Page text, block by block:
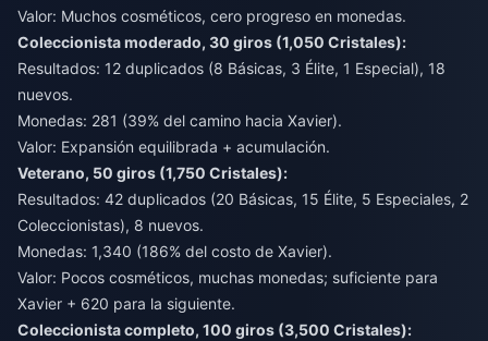
Valor: Muchos cosméticos, cero progreso en monedas.
Coleccionista moderado, 30 giros (1,050 Cristales):
Resultados: 12 duplicados (8 Básicas, 3 Élite, 1 Especial), 18
nuevos.
Monedas: 281 (39% del camino hacia Xavier).
Valor: Expansión equilibrada + acumulación.
Veterano, 50 giros (1,750 Cristales):
Resultados: 42 duplicados (20 Básicas, 15 Élite, 5 Especiales, 2
Coleccionistas), 8 nuevos.
Monedas: 1,340 (186% del costo de Xavier).
Valor: Pocos cosméticos, muchas monedas; suficiente para
Xavier + 620 para la siguiente.
Coleccionista completo, 100 giros (3,500 Cristales):